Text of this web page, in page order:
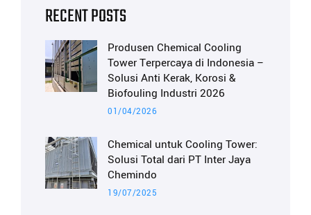
RECENT POSTS
Produsen Chemical Cooling
Tower Terpercaya di Indonesia –
Solusi Anti Kerak, Korosi &
Biofouling Industri 2026
01/04/2026
Chemical untuk Cooling Tower:
Solusi Total dari PT Inter Jaya
Chemindo
19/07/2025